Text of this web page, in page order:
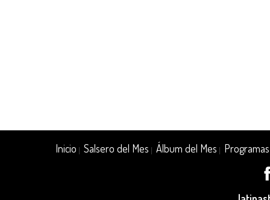
Inicio |Salsero del Mes |Álbum del Mes Programas